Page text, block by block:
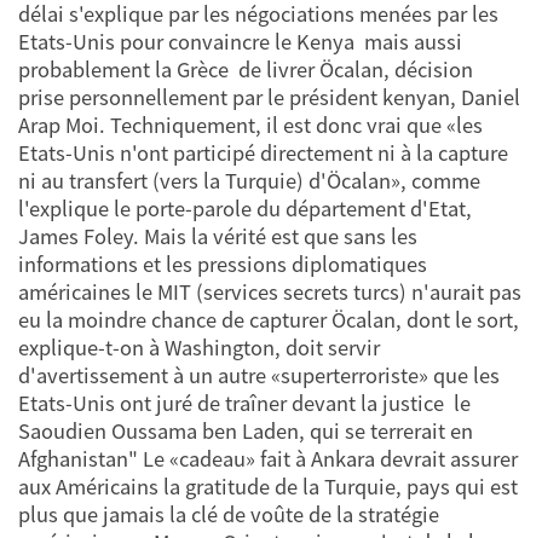
délai s'explique par les négociations menées par les
Etats-Unis pour convaincre le Kenya ­ mais aussi
probablement la Grèce ­ de livrer Öcalan, décision
prise personnellement par le président kenyan, Daniel
Arap Moi. Techniquement, il est donc vrai que «les
Etats-Unis n'ont participé directement ni à la capture
ni au transfert (vers la Turquie) d'Öcalan», comme
l'explique le porte-parole du département d'Etat,
James Foley. Mais la vérité est que sans les
informations et les pressions diplomatiques
américaines le MIT (services secrets turcs) n'aurait pas
eu la moindre chance de capturer Öcalan, dont le sort,
explique-t-on à Washington, doit servir
d'avertissement à un autre «superterroriste» que les
Etats-Unis ont juré de traîner devant la justice ­ le
Saoudien Oussama ben Laden, qui se terrerait en
Afghanistan" Le «cadeau» fait à Ankara devrait assurer
aux Américains la gratitude de la Turquie, pays qui est
plus que jamais la clé de voûte de la stratégie